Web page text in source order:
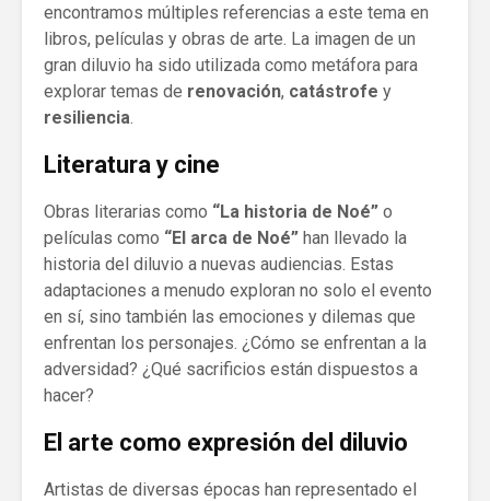
encontramos múltiples referencias a este tema en
libros, películas y obras de arte. La imagen de un
gran diluvio ha sido utilizada como metáfora para
explorar temas de renovación, catástrofe y
resiliencia
Literatura y cine
Obras literarias como “La historia de Noé” o
películas como “El arca de Noé” han llevado la
historia del diluvio a nuevas audiencias. Estas
adaptaciones a menudo exploran no solo el evento
en sí, sino también las emociones y dilemas que
enfrentan los personajes. ¿Cómo se enfrentan a la
adversidad? ¿Qué sacrificios están dispuestos a
hacer?
El arte como expresión del diluvio
Artistas de diversas épocas han representado el